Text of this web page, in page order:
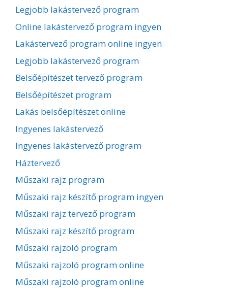
Legjobb lakástervező program
Online lakástervező program ingyen
Lakástervező program online ingyen
Legjobb lakástervező program
Belsőépítészet tervező program
Belsőépítészet program
Lakás belsőépítészet online
Ingyenes lakástervező
Ingyenes lakástervező program
Háztervező
Műszaki rajz program
Műszaki rajz készítő program ingyen
Műszaki rajz tervező program
Műszaki rajz készítő program
Műszaki rajzoló program
Műszaki rajzoló program online
Műszaki rajzoló program online